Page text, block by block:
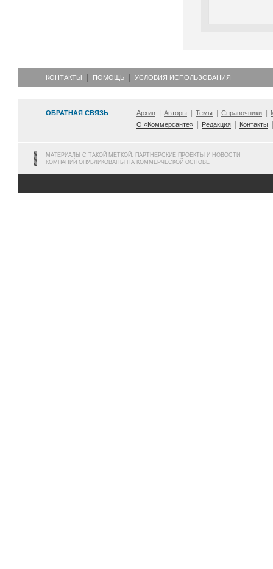
КОНТАКТЫ ПОМОЩЬ УСЛОВИЯ ИСПОЛЬЗОВАНИЯ
ОБРАТНАЯ СВЯЗЬ Архив Авторы Темы Справочники
О «Коммерсанте»
Редакция Контакты
МАТЕРИАЛЫ С ТАКОЙ МЕТКОЙ, ПАРТНЕРСКИЕ ПРОЕКТЫ И НОВОСТИ
КОМПАНИЙ ОПУБЛИКОВАНЫ НА КОММЕРЧЕСКОЙ ОСНОВЕ